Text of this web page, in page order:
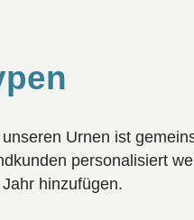
Urnen ist
personalisiert
hinzufügen.